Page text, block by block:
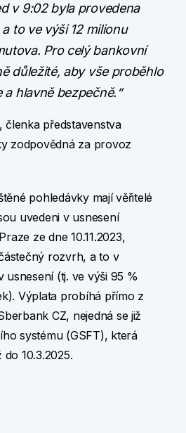
v 9:02 byla provedena
to ve výši 12 milionu
Pro celý bankovní
důležité, aby vše proběhlo
a hlavně bezpečně.“
, členka představenstva
zodpovědná za provoz
pohledávky mají věřitelé
uvedeni v usnesení
ze dne 10.11.2023,
rozvrh, a to v
usnesení (tj. ve výši 95 %
Výplata probíhá přímo z
CZ, nejedná se již
systému (GSFT), která
10.3.2025.